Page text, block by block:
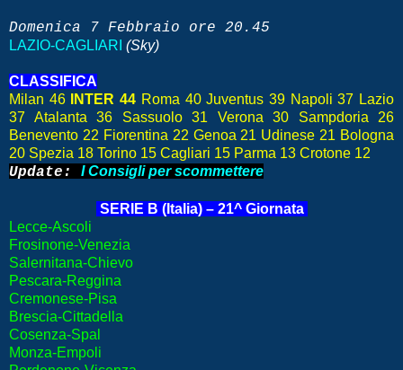
Domenica 7 Febbraio ore 20.45
LAZIO-CAGLIARI (Sky)
CLASSIFICA
Milan 46
INTER 44 Roma 40 Juventus 39 Napoli 37 Lazio
37 Atalanta 36 Sassuolo 31 Verona 30 Sampdoria 26
Benevento 22 Fiorentina 22 Genoa 21 Udinese 21 Bologna
20 Spezia 18 Torino 15 Cagliari 15 Parma 13 Crotone 12
Update: I Consigli per scommettere
SERIE B (Italia) – 21^ Giornata
Lecce-Ascoli
Frosinone-Venezia
Salernitana-Chievo
Pescara-Reggina
Cremonese-Pisa
Brescia-Cittadella
Cosenza-Spal
Monza-Empoli